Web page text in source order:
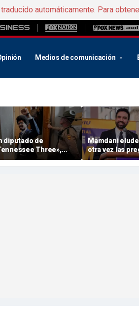
automáticamente. Para
Medios de comunicación
diputado de
Three»,
por el grupo,
las primarias de la
Mamdani
otra vez las
sobre el
para reactivar